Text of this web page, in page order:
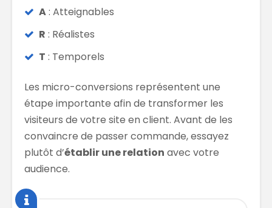
A: Atteignables
R : Réalistes
T : Temporels
Les micro-conversions représentent une
étape importante afin de transformer les
visiteurs de votre site en client. Avant de les
convaincre de passer commande, essayez
plutôt d’établir une relation avec votre
audience.